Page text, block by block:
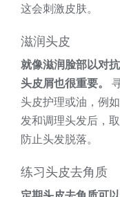
这会刺激皮肤。
滋润头皮
就像滋润脸部以对
头皮屑也很重要。
头皮护理或油，例
发和调理头发后，
防止头发脱落。
练习头皮去角质